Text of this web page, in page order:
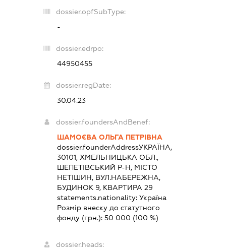
dossier.opfSubType:
-
dossier.edrpo:
44950455
dossier.regDate:
30.04.23
dossier.foundersAndBenef:
ШАМОЄВА ОЛЬГА ПЕТРІВНА
dossier.founderAddressУКРАЇНА,
30101, ХМЕЛЬНИЦЬКА ОБЛ.,
ШЕПЕТІВСЬКИЙ Р-Н, МІСТО
НЕТІШИН, ВУЛ.НАБЕРЕЖНА,
БУДИНОК 9, КВАРТИРА 29
statements.nationality: Україна
Розмір внеску до статутного
фонду (грн.): 50 000 (100 %)
dossier.heads: